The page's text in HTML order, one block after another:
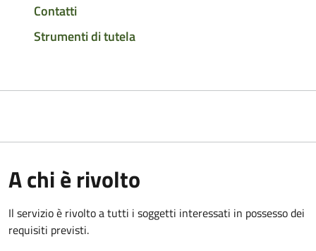
Contatti
Strumenti di tutela
A chi è rivolto
Il servizio è rivolto a tutti i soggetti interessati in possesso dei
requisiti previsti.